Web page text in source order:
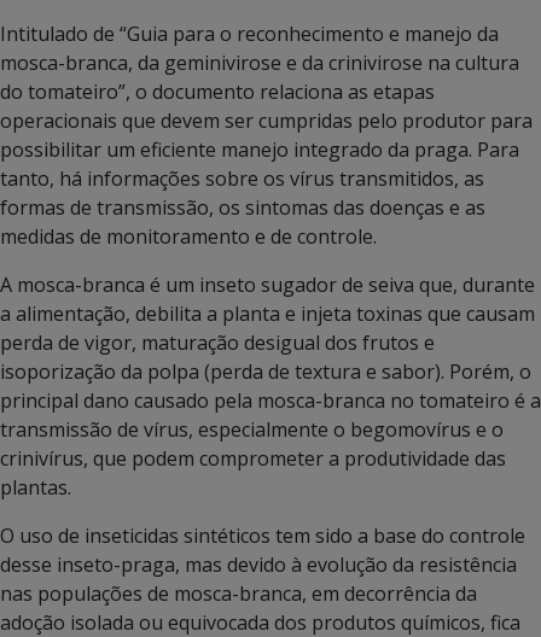
Intitulado de “Guia para o reconhecimento e manejo da
mosca-branca, da geminivirose e da crinivirose na cultura
do tomateiro”, o documento relaciona as etapas
operacionais que devem ser cumpridas pelo produtor para
possibilitar um eficiente manejo integrado da praga. Para
tanto, há informações sobre os vírus transmitidos, as
formas de transmissão, os sintomas das doenças e as
medidas de monitoramento e de controle.
A mosca-branca é um inseto sugador de seiva que, durante
a alimentação, debilita a planta e injeta toxinas que causam
perda de vigor, maturação desigual dos frutos e
isoporização da polpa (perda de textura e sabor). Porém, o
principal dano causado pela mosca-branca no tomateiro é a
transmissão de vírus, especialmente o begomovírus e o
crinivírus, que podem comprometer a produtividade das
plantas.
O uso de inseticidas sintéticos tem sido a base do controle
desse inseto-praga, mas devido à evolução da resistência
nas populações de mosca-branca, em decorrência da
adoção isolada ou equivocada dos produtos químicos, fica